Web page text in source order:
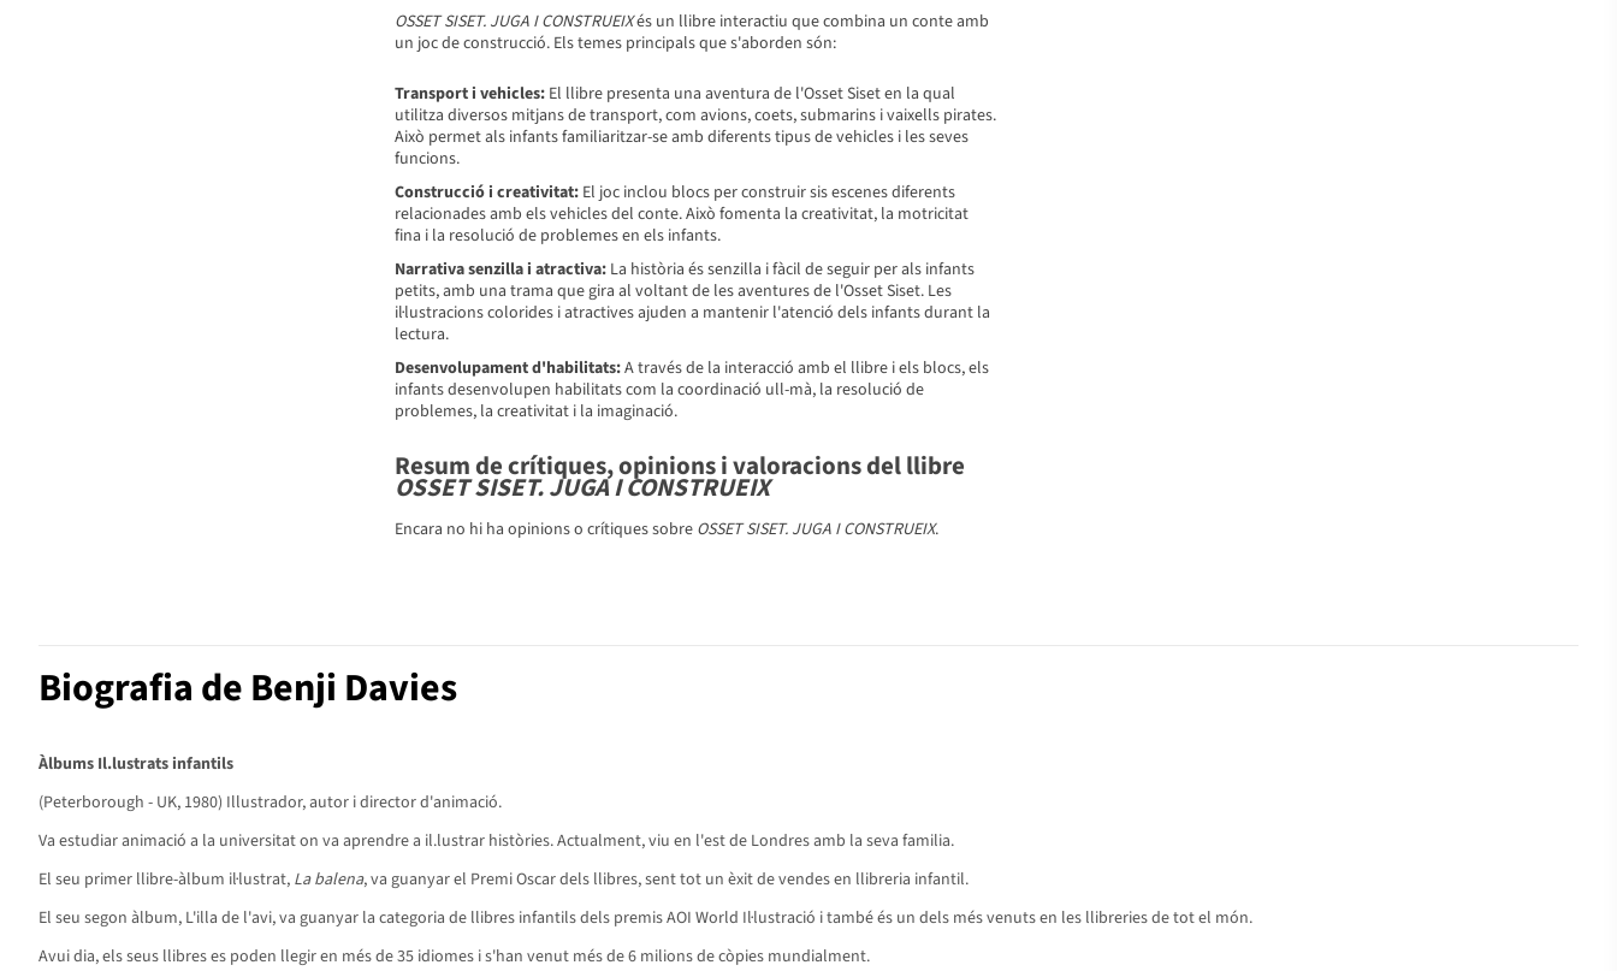
OSSET SISET. JUGA I CONSTRUEIXés un llibre interactiu que combina un conte amb
un joc de construcció. Els temes principals que s'aborden són:
Transport i vehicles:El llibre presenta una aventura de l'Osset Siset en la qual
utilitza diversos mitjans de transport, com avions, coets, submarins i vaixells pirates.
Això permet als infants familiaritzar-se amb diferents tipus de vehicles i les seves
funcions.
Construcció i creativitat:El joc inclou blocs per construir sis escenes diferents
relacionades amb els vehicles del conte. Això fomenta la creativitat, la motricitat
fina i la resolució de problemes en els infants.
Narrativa senzilla i atractiva:La història és senzilla i fàcil de seguir per als infants
petits, amb una trama que gira al voltant de les aventures de l'Osset Siset. Les
il·lustracions colorides i atractives ajuden a mantenir l'atenció dels infants durant la
lectura.
Desenvolupament d'habilitats:A través de la interacció amb el llibre i els blocs, els
infants desenvolupen habilitats com la coordinació ull-mà, la resolució de
problemes, la creativitat i la imaginació.
Resum de crítiques, opinions i valoracions del llibre
OSSET SISET. JUGA I CONSTRUEIX
Encara no hi ha opinions o crítiques sobre OSSET SISET. JUGA I CONSTRUEIX.
Biografia de Benji Davies
Àlbums Il.lustrats infantils
(Peterborough - UK, 1980) Illustrador, autor i director d'animació.
Va estudiar animació a la universitat on va aprendre a il.lustrar històries. Actualment, viu en l'est de Londres amb la seva familia.
El seu primer llibre-àlbum il·lustrat, La balena, va guanyar el Premi Oscar dels llibres, sent tot un èxit de vendes en llibreria infantil.
El seu segon àlbum, L'illa de l'avi, va guanyar la categoria de llibres infantils dels premis AOI World Il·lustració i també és un dels més venuts en les llibreries de tot el món.
Avui dia, els seus llibres es poden llegir en més de 35 idiomes i s'han venut més de 6 milions de còpies mundialment.